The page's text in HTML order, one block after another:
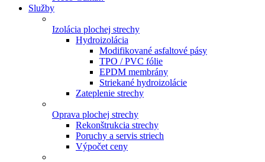
Služby
Izolácia plochej strechy
Hydroizolácia
Modifikované asfaltové pásy
TPO / PVC fólie
EPDM membrány
Striekané hydroizolácie
Zateplenie strechy
Oprava plochej strechy
Rekonštrukcia strechy
Poruchy a servis striech
Výpočet ceny